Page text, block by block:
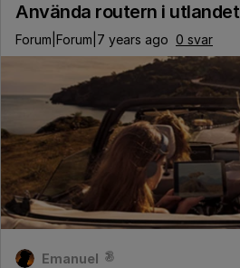
Använda routern i utlandet
Forum|Forum|7 years ago 0 svar
Emanuel